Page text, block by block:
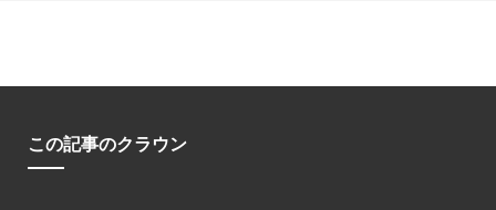
この記事のクラウン